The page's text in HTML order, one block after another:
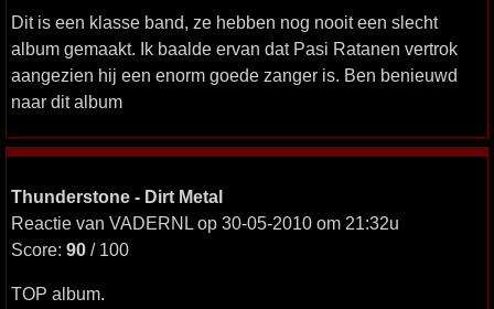
Dit is een klasse band, ze hebben nog nooit een slecht
album gemaakt. Ik baalde ervan dat Pasi Ratanen vertrok
aangezien hij een enorm goede zanger is. Ben benieuwd
naar dit album
Thunderstone - Dirt Metal
Reactie van VADERNL op 30-05-2010 om 21:32u
Score: 90 / 100
TOP album.